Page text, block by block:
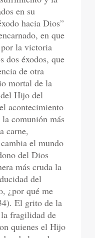
en su
hacia Dios”
en que
la victoria
dos éxodos, que
de otra
mortal de la
Hijo del
acontecimiento
comunión más
carne,
el mundo
del Dios
más cruda la
del
¿por qué me
El grito de la
fragilidad de
quienes el Hijo